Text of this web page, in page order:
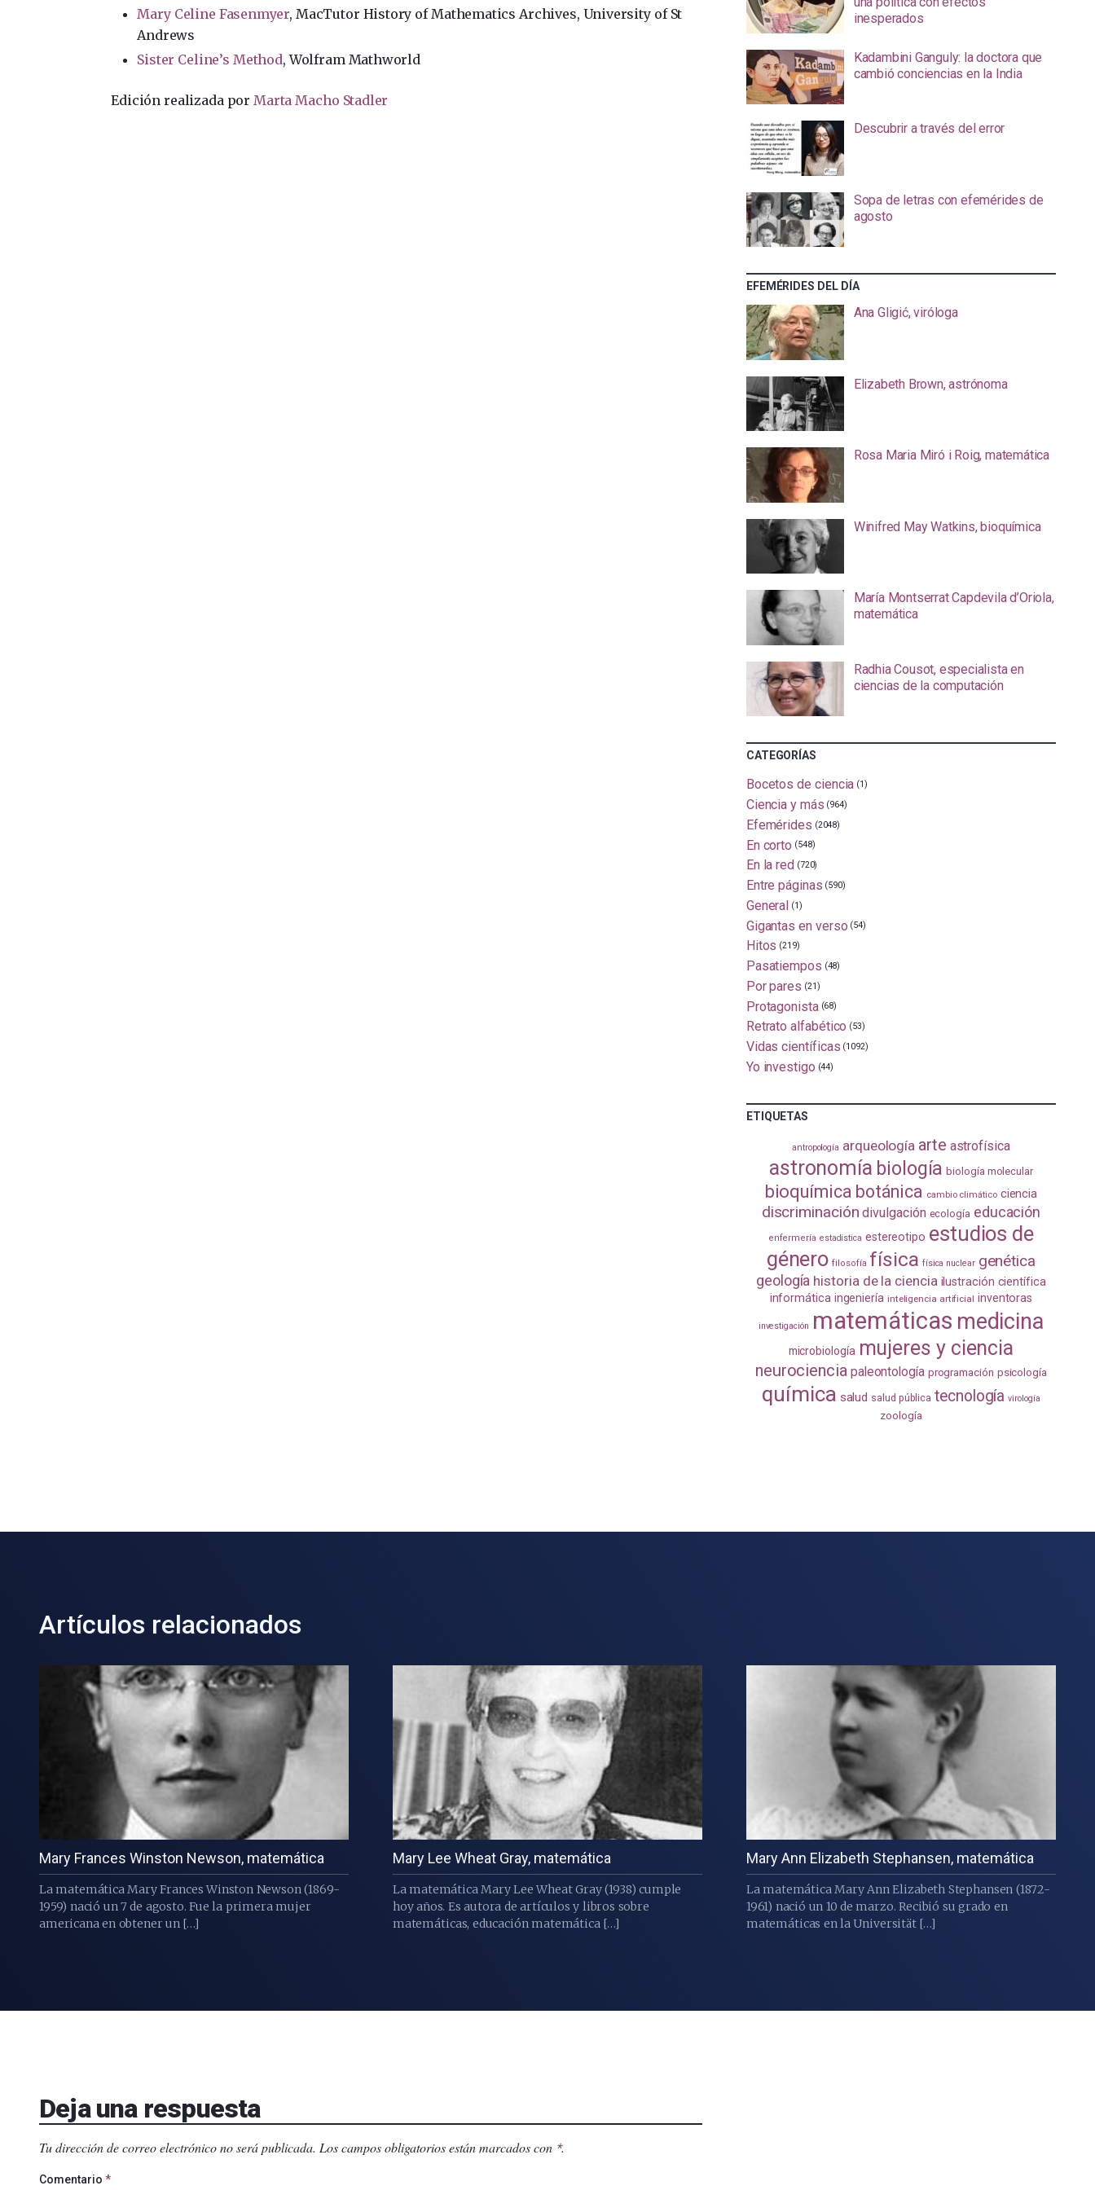
Mary Celine Fasenmyer, MacTutor History of Mathematics Archives, University of St
Andrews
Sister Celine’s Method, Wolfram Mathworld
Edición realizada por Marta Macho Stadler
inesperados
Kadambini Ganguly: la doctora que
cambió conciencias en la India
Descubrir a través del error
Sopa de letras con efemérides de
agosto
EFEMÉRIDES DEL DÍA
Ana Gligić, viróloga
Elizabeth Brown, astrónoma
Rosa Maria Miró i Roig, matemática
Winifred May Watkins, bioquímica
María Montserrat Capdevila d’Oriola,
matemática
Radhia Cousot, especialista en
ciencias de la computación
CATEGORÍAS
Bocetos de ciencia (1)
Ciencia y más (964)
Efemérides (2048)
En corto (548)
En la red (720)
Entre páginas (590)
General (1)
Gigantas en verso (54)
Hitos (219)
Pasatiempos (48)
Por pares (21)
Protagonista (68)
Retrato alfabético (53)
Vidas científicas (1092)
Yo investigo (44)
ETIQUETAS
antropología arqueología arte astrofísica
astronomía biología biología molecular
bioquímica botánica cambio climático ciencia
discriminación divulgación ecología educación
enfermería estadistica estereotipo estudios de
género filosofía física física nuclear genética
geología historia de la ciencia ilustración científica
informática ingeniería inteligencia artificial inventoras
investigación matemáticas medicina
microbiología mujeres y ciencia
neurociencia paleontología programación psicología
química salud salud pública tecnología virología
zoología
Artículos relacionados
Mary Frances Winston Newson, matemática
La matemática Mary Frances Winston Newson (1869-
1959) nació un 7 de agosto. Fue la primera mujer
americana en obtener un […]
Mary Lee Wheat Gray, matemática
La matemática Mary Lee Wheat Gray (1938) cumple
hoy años. Es autora de artículos y libros sobre
matemáticas, educación matemática […]
Mary Ann Elizabeth Stephansen, matemática
La matemática Mary Ann Elizabeth Stephansen (1872-
1961) nació un 10 de marzo. Recibió su grado en
matemáticas en la Universität […]
Deja una respuesta
Tu dirección de correo electrónico no será publicada. Los campos obligatorios están marcados con *.
Comentario *